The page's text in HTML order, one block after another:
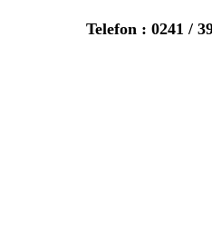
Telefon : 0241 /